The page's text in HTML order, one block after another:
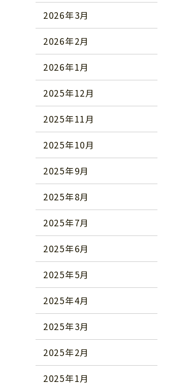
2026年3月
2026年2月
2026年1月
2025年12月
2025年11月
2025年10月
2025年9月
2025年8月
2025年7月
2025年6月
2025年5月
2025年4月
2025年3月
2025年2月
2025年1月